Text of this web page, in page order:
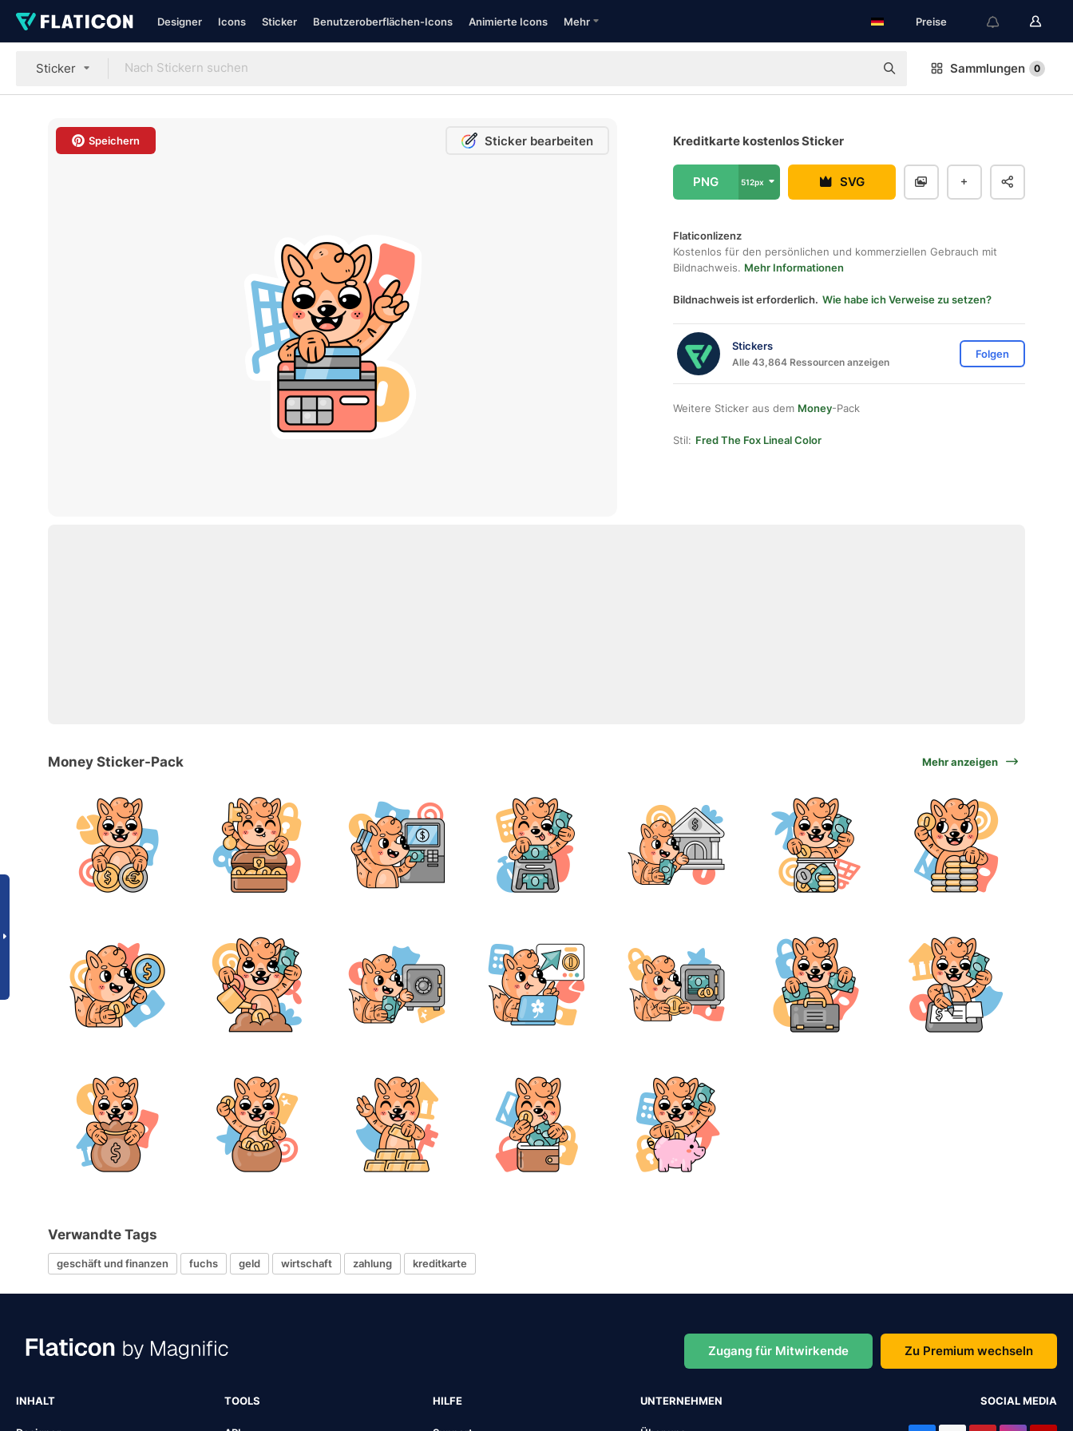
Designer Icons Sticker Benutzeroberflächen-Icons Animierte Icons Mehr Preise
Sticker Sammlungen 0
Speichern Sticker bearbeiten Kreditkarte kostenlos Sticker
PNG 512px SVG
Flaticonlizenz
Kostenlos für den persönlichen und kommerziellen Gebrauch mit
Bildnachweis. Mehr Informationen
Bildnachweis ist erforderlich. Wie habe ich Verweise zu setzen?
Stickers
Alle 43,864 Ressourcen anzeigen
Folgen
Weitere Sticker aus dem Money-Pack
Stil: Fred The Fox Lineal Color
Money Sticker-Pack Mehr anzeigen
Verwandte Tags
geschäft und finanzen fuchs geld wirtschaft zahlung kreditkarte
Zugang für Mitwirkende Zu Premium wechseln
INHALT TOOLS HILFE UNTERNEHMEN SOCIAL MEDIA